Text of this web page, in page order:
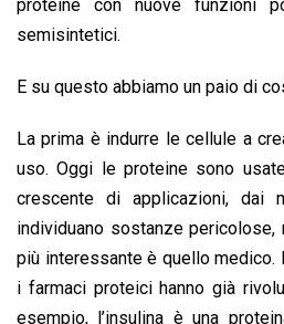
proteine con nuove funzioni
semisintetici.
E su questo abbiamo un paio di
La prima è indurre le cellule a
uso. Oggi le proteine sono
crescente di applicazioni, dai
individuano sostanze pericolose,
più interessante è quello medico.
i farmaci proteici hanno già
esempio, l’insulina è una